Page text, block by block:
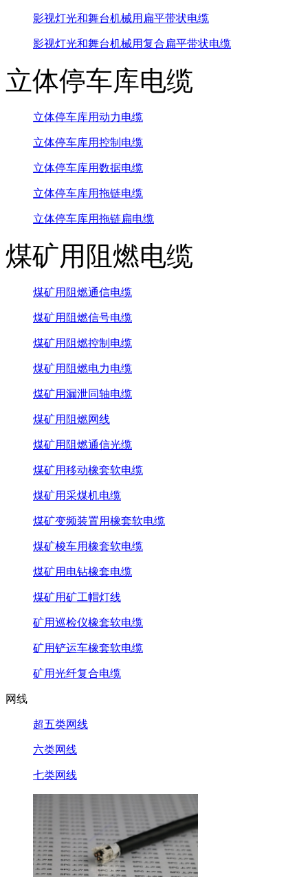
影视灯光和舞台机械用扁平带状电缆
影视灯光和舞台机械用复合扁平带状电缆
立体停车库电缆
立体停车库用动力电缆
立体停车库用控制电缆
立体停车库用数据电缆
立体停车库用拖链电缆
立体停车库用拖链扁电缆
煤矿用阻燃电缆
煤矿用阻燃通信电缆
煤矿用阻燃信号电缆
煤矿用阻燃控制电缆
煤矿用阻燃电力电缆
煤矿用漏泄同轴电缆
煤矿用阻燃网线
煤矿用阻燃通信光缆
煤矿用移动橡套软电缆
煤矿用采煤机电缆
煤矿变频装置用橡套软电缆
煤矿梭车用橡套软电缆
煤矿用电钻橡套电缆
煤矿用矿工帽灯线
矿用巡检仪橡套软电缆
矿用铲运车橡套软电缆
矿用光纤复合电缆
网线
超五类网线
六类网线
七类网线